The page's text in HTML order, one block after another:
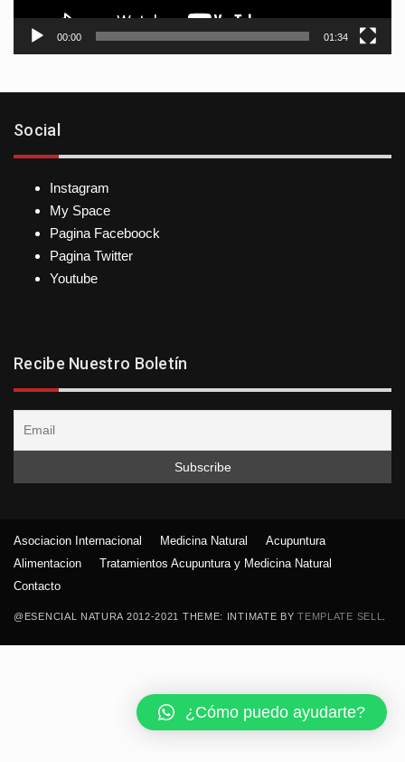
00:00 01:34
Social
Instagram
My Space
Pagina Faceboock
Pagina Twitter
Youtube
Recibe Nuestro Boletín
@ESENCIAL NATURA 2012-2021 THEME: INTIMATE BYTEMPLATE SELL.
Asociacion Internacional Medicina Natural
Acupuntura
Alimentacion
Tratamientos Acupuntura y Medicina Natural
Contacto
¿Cómo puedo ayudarte?